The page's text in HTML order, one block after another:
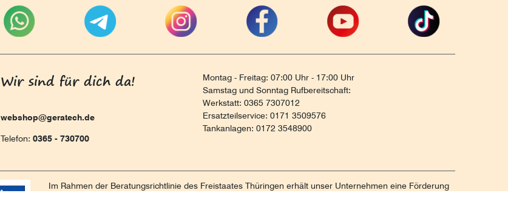
Wir sind für dich da!
webshop@geratech.de
Telefon: 0365 - 730700
Montag - Freitag: 07:00 Uhr - 17:00 Uhr
Samstag und Sonntag Rufbereitschaft:
Werkstatt: 0365 7307012
Ersatzteilservice: 0171 3509576
Tankanlagen: 0172 3548900
Im Rahmen der Beratungsrichtlinie des Freistaates Thüringen erhält unser Unternehmen eine Förderung